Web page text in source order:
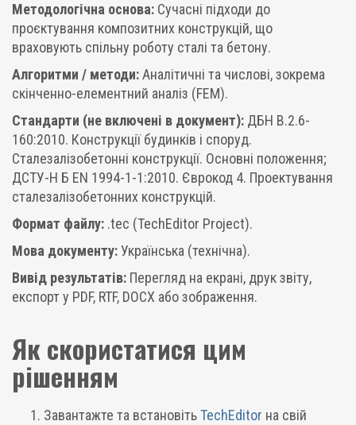
Методологічна основа: Сучасні підходи до
проєктування композитних конструкцій, що
враховують спільну роботу сталі та бетону.
Алгоритми / методи:Аналітичні та числові, зокрема
скінченно-елементний аналіз (FEM).
Стандарти (не включені в документ): ДБН В.2.6-
160:2010. Конструкції будинків і споруд.
Сталезалізобетонні конструкції. Основні положення;
ДСТУ-Н Б EN 1994-1-1:2010. Єврокод 4. Проектування
сталезалізобетонних конструкцій.
Формат файлу: .tec (TechEditor Project).
Мова документу:Українська (технічна).
Вивід результатів: Перегляд на екрані, друк звіту,
експорт у PDF, RTF, DOCX або зображення.
Як скористатися цим
рішенням
Завантажте та встановітьTechEditor на свій